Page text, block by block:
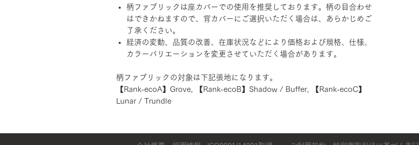
柄ファブリックは座カバーでの使用を推奨しております。柄の目合わせ
はできかねますので、背カバーにご選択いただく場合は、あらかじめご
了承ください。
経済の変動、品質の改善、在庫状況などにより価格および規格、仕様、
カラーバリエーションを変更させていただく場合があります。
柄ファブリックの対象は下記張地になります。
【Rank-ecoA】Grove, 【Rank-ecoB】Shadow / Buffer, 【Rank-ecoC】
Lunar / Trundle